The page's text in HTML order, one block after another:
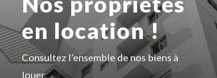
en location !
Consultez l’ensemble de nos biens à
louer.